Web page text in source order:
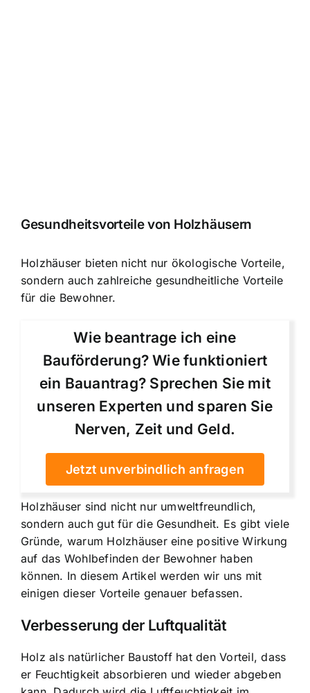
Gesundheitsvorteile von Holzhäusern
Holzhäuser bieten nicht nur ökologische Vorteile,
sondern auch zahlreiche gesundheitliche Vorteile
für die Bewohner.
Wie beantrage ich eine
Bauförderung? Wie funktioniert
ein Bauantrag? Sprechen Sie mit
unseren Experten und sparen Sie
Nerven, Zeit und Geld.
Jetzt unverbindlich anfragen
Holzhäuser sind nicht nur umweltfreundlich,
sondern auch gut für die Gesundheit. Es gibt viele
Gründe, warum Holzhäuser eine positive Wirkung
auf das Wohlbefinden der Bewohner haben
können. In diesem Artikel werden wir uns mit
einigen dieser Vorteile genauer befassen.
Verbesserung der Luftqualität
Holz als natürlicher Baustoff hat den Vorteil, dass
er Feuchtigkeit absorbieren und wieder abgeben